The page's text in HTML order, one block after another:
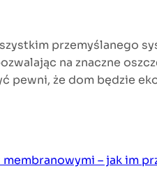
przemyślanego
na znaczne
pewni, że dom będzie
– jak im